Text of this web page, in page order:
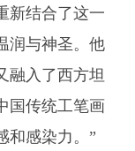
新结合了这一
润与神圣。他
融入了西方坦
国传统工笔画
和感染力。”